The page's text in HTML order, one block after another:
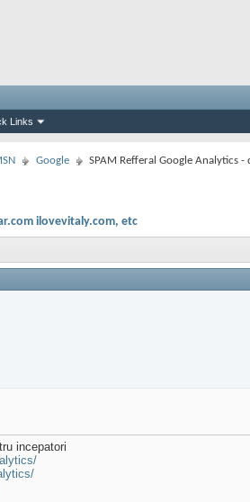
Links
Google SPAM Refferal Google Analytics
ilovevitaly.com, etc
incepatori